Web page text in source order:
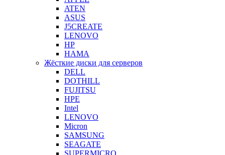
ATEN
ASUS
J5CREATE
LENOVO
HP
HAMA
Жёсткие диски для серверов
DELL
DOTHILL
FUJITSU
HPE
Intel
LENOVO
Micron
SAMSUNG
SEAGATE